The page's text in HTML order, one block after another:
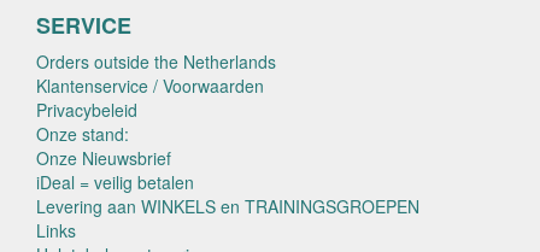
SERVICE
Orders outside the Netherlands
Klantenservice / Voorwaarden
Privacybeleid
Onze stand:
Onze Nieuwsbrief
iDeal = veilig betalen
Levering aan WINKELS en TRAININGSGROEPEN
Links